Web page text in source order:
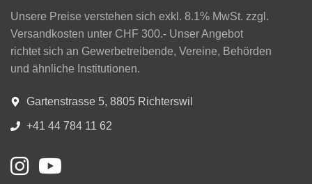
Unsere Preise verstehen sich exkl. 8.1% MwSt. zzgl.
Versandkosten unter CHF 300.- Unser Angebot
richtet sich an Gewerbetreibende, Vereine, Behörden
und ähnliche Institutionen.
Gartenstrasse 5, 8805 Richterswil
+41 44 784 11 62